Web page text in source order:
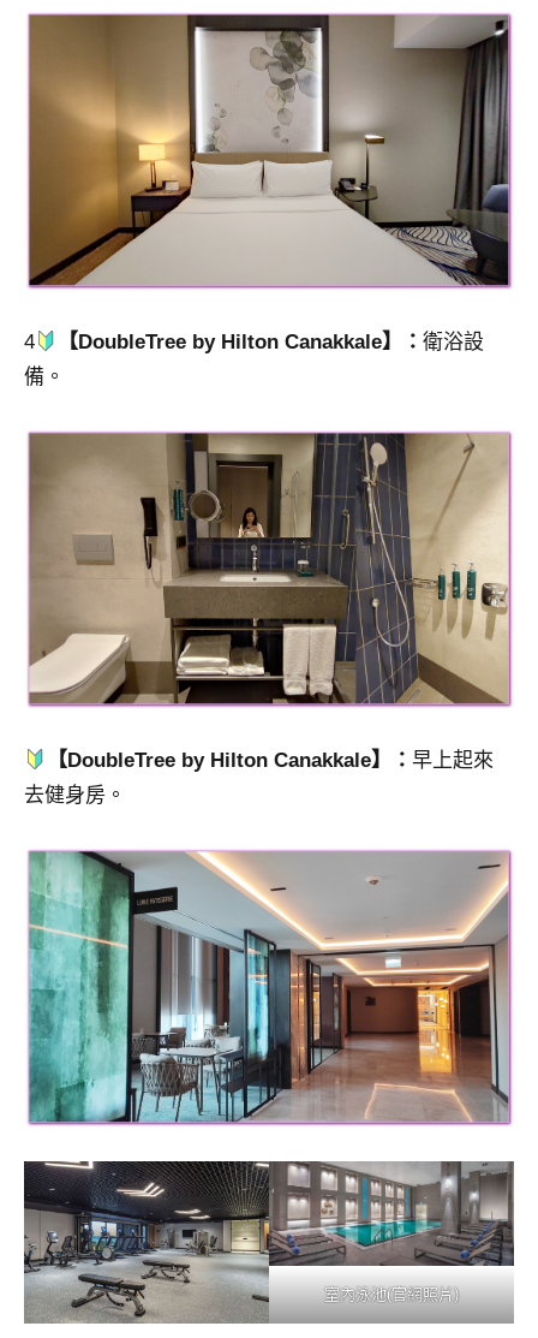
4 【DoubleTree by Hilton Canakkale】：衛浴設
備。
【DoubleTree by Hilton Canakkale】：早上起來
去健身房。
室內泳池(官網照片)